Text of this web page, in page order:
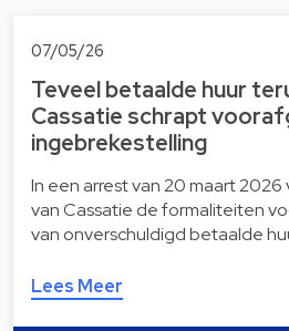
07/05/26
Teveel betaalde huur
Cassatie schrapt
ingebrekestelling
In een arrest van 20 maart
van Cassatie de formaliteiten
van onverschuldigd betaalde
Lees Meer